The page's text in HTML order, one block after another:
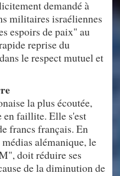
demandé à
militaires israéliennes
espoirs de paix" au
reprise du
le respect mutuel et
la plus écoutée,
en faillite. Elle s'est
francs français. En
alémanique, le
doit réduire ses
de la diminution de